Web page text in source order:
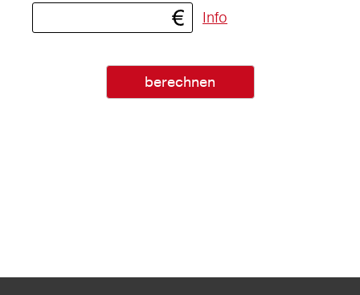
Info
berechnen